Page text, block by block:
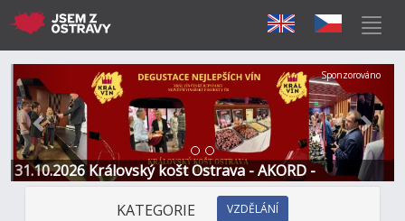
31.10.2026 Královský košt Ostrava - AKORD -
Restaurace a Hotel
Předchozí Další
Sponzorováno
KATEGORIE VZDĚLÁNÍ